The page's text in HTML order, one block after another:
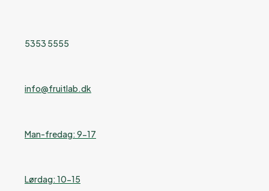
5353 5555
info@fruitlab.dk
Man-fredag: 9-17
Lørdag: 10-15